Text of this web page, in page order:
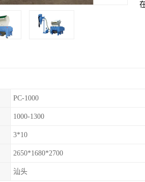
PC-1000
1000-1300
3*10
2650*1680*2700
汕头